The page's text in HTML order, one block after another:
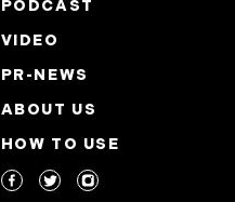
PODCAST
VIDEO
PR-NEWS
ABOUT US
HOW TO USE